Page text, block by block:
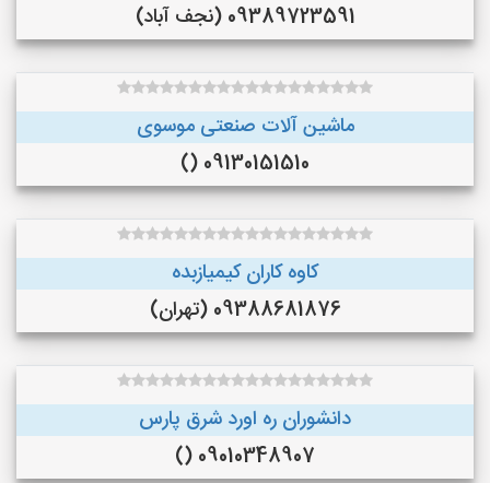
09389723591 (نجف‌ آباد)
ماشین آلات صنعتی موسوی
09130151510 ()
کاوه کاران کیمیازبده
09388681876 (تهران)
دانشوران ره اورد شرق پارس
09010348907 ()